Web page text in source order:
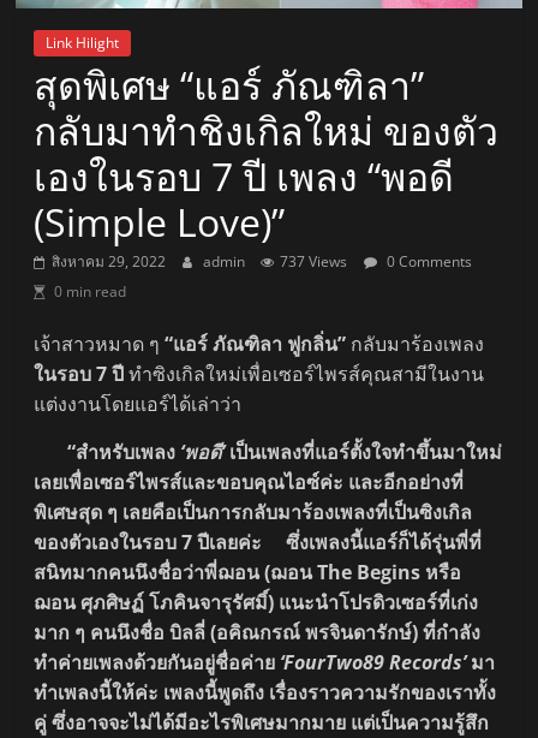
Link Hilight
สุดพิเศษ “แอร์ ภัณฑิลา”
กลับมาทำชิงเกิลใหม่ ของตัว
เองในรอบ 7 ปี เพลง “พอดี
(Simple Love)”
สิงหาคม 29, 2022 admin 737 Views
0 Comments
0 min read
เจ้าสาวหมาด ๆ“แอร์ ภัณฑิลา ฟูกลิ่น” กลับมาร้องเพลง
ในรอบ 7 ปีทำซิงเกิลใหม่เพื่อเซอร์ไพรส์คุณสามีในงาน
แต่งงานโดยแอร์ได้เล่าว่า
“สำหรับเพลง ‘พอดี’เป็นเพลงที่แอร์ตั้งใจทำขึ้นมาใหม่
เลยเพื่อเซอร์ไพรส์และขอบคุณไอซ์ค่ะ และอีกอย่างที่
พิเศษสุด ๆ เลยคือเป็นการกลับมาร้องเพลงที่เป็นซิงเกิล
ของตัวเองในรอบ 7 ปีเลยค่ะ ซึ่งเพลงนี้แอร์ก็ได้รุ่นพี่ที่
สนิทมากคนนึงชื่อว่าพี่ฌอน (ฌอน The Begins หรือ
ฌอน ศุภศิษฏ์ โภคินจารุรัศมิ์) แนะนำโปรดิวเซอร์ที่เก่ง
มาก ๆ คนนึงชื่อ บิลลี่ (อคิณกรณ์ พรจินดารักษ์) ที่กำลัง
ทำค่ายเพลงด้วยกันอยู่ชื่อค่าย ‘FourTwo89 Records’มา
ทำเพลงนี้ให้ค่ะ เพลงนี้พูดถึง เรื่องราวความรักของเราทั้ง
คู่ ซึ่งอาจจะไม่ได้มีอะไรพิเศษมากมาย แต่เป็นความรู้สึก